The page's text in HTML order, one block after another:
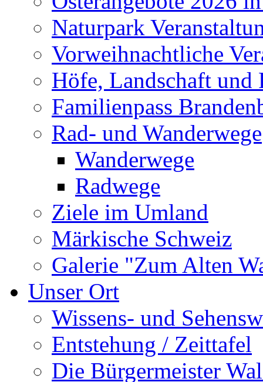
Naturpark
Vorweihnachtliche
Höfe, Landschaft und
Familienpass
Rad- und Wanderwege
Wanderwege
Radwege
Ziele im Umland
Märkische Schweiz
Galerie "Zum Alten
Unser Ort
Wissens- und
Entstehung / Zeittafel
Die Bürgermeister